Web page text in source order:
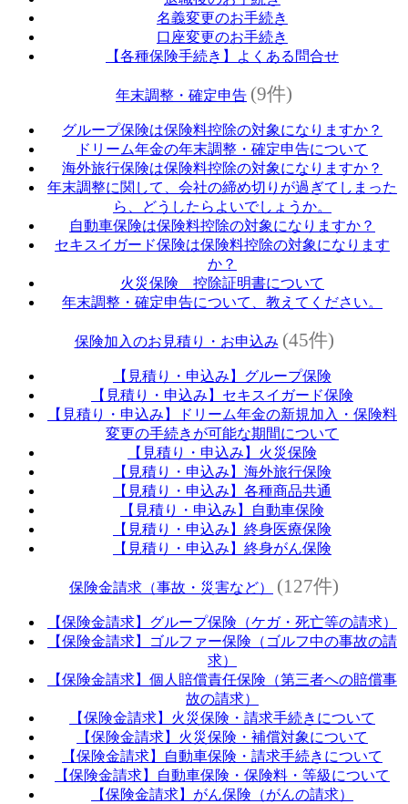
名義変更のお手続き
口座変更のお手続き
【各種保険手続き】よくある問合せ
年末調整・確定申告 (9件)
グループ保険は保険料控除の対象になりますか？
ドリーム年金の年末調整・確定申告について
海外旅行保険は保険料控除の対象になりますか？
年末調整に関して、会社の締め切りが過ぎてしまった
ら、どうしたらよいでしょうか。
自動車保険は保険料控除の対象になりますか？
セキスイガード保険は保険料控除の対象になります
か？
火災保険 控除証明書について
年末調整・確定申告について、教えてください。
保険加入のお見積り・お申込み (45件)
【見積り・申込み】グループ保険
【見積り・申込み】セキスイガード保険
【見積り・申込み】ドリーム年金の新規加入・保険料
変更の手続きが可能な期間について
【見積り・申込み】火災保険
【見積り・申込み】海外旅行保険
【見積り・申込み】各種商品共通
【見積り・申込み】自動車保険
【見積り・申込み】終身医療保険
【見積り・申込み】終身がん保険
保険金請求（事故・災害など） (127件)
【保険金請求】グループ保険（ケガ・死亡等の請求）
【保険金請求】ゴルファー保険（ゴルフ中の事故の請
求）
【保険金請求】個人賠償責任保険（第三者への賠償事
故の請求）
【保険金請求】火災保険・請求手続きについて
【保険金請求】火災保険・補償対象について
【保険金請求】自動車保険・請求手続きについて
【保険金請求】自動車保険・保険料・等級について
【保険金請求】がん保険（がんの請求）